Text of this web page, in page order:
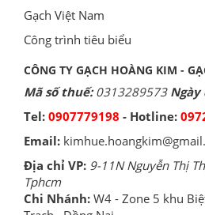
Gạch Việt Nam
Công trình tiêu biểu
CÔNG TY GẠCH HOÀNG KIM -
Mã số thuế:0313289573Ngày
Tel: 0907779198 - Hotline:
Email:
Địa chỉ VP: 9-11N Nguyễn Thị
Tphcm
Chi Nhánh: W4 - Zone 5 khu